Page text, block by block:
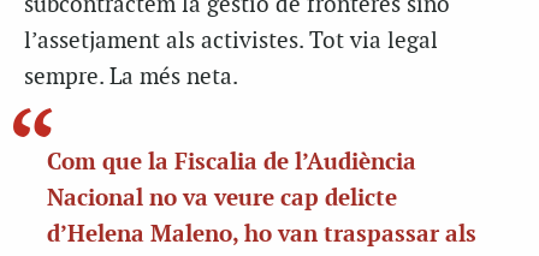
l’assetjament als activistes. Tot via legal
sempre. La més neta.
Com que la Fiscalia de l’Audiència
Nacional no va veure cap delicte
d’Helena Maleno, ho van traspassar als